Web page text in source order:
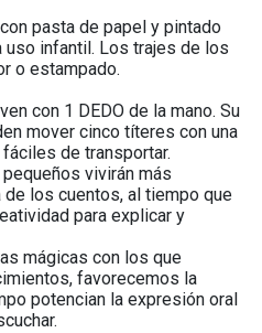
pasta de papel y pintado
uso infantil. Los trajes de los
o estampado.
con 1 DEDO de la mano. Su
mover cinco títeres con una
de transportar.
vivirán más
los cuentos, al tiempo que
para explicar y
mágicas con los que
favorecemos la
potencian la expresión oral